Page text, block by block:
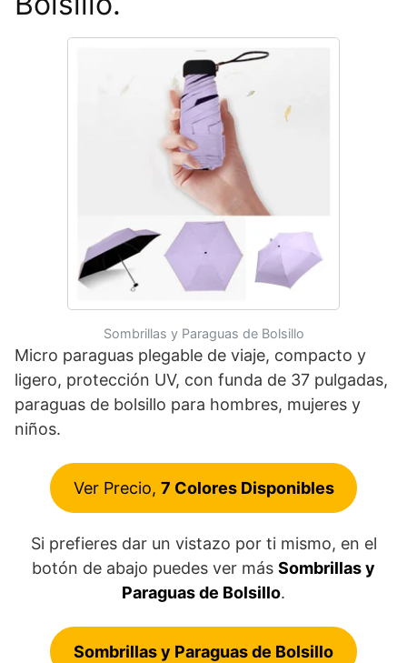
Sombrillas y Paraguas de Bolsillo
Micro paraguas plegable de viaje, compacto y
ligero, protección UV, con funda de 37 pulgadas,
paraguas de bolsillo para hombres, mujeres y
niños.
Ver Precio, 7 Colores Disponibles
Si prefieres dar un vistazo por ti mismo, en el
botón de abajo puedes ver más Sombrillas y
Paraguas de Bolsillo.
Sombrillas y Paraguas de Bolsillo